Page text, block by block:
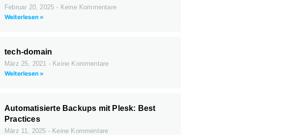
Februar 20, 2025
Keine Kommentare
Weiterlesen »
tech-domain
März 25, 2021
Keine Kommentare
Weiterlesen »
Automatisierte Backups mit Plesk: Best
Practices
März 11, 2025
Keine Kommentare